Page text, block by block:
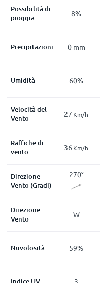
Possibilità di
pioggia14% 8%
Precipitazioni
0mm 0 mm
Umidità
67 60%
Velocità del
Vento23Km/h 27 Km/h
Raffiche di
vento
h 33Km/h 36 Km/h
Direzione
Vento (Gradi)
246 270°
Direzione
VentoWSW W
Nuvolosità
85% 59%